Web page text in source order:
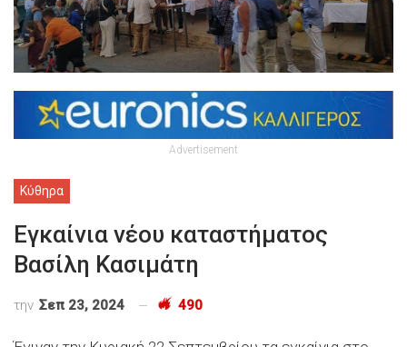
Advertisement
Κύθηρα
Εγκαίνια νέου καταστήματος
Βασίλη Κασιμάτη
την Σεπ 23, 2024 490